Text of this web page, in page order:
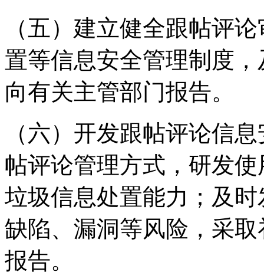
（五）建立健全跟帖评
置等信息安全管理制度
向有关主管部门报告。
（六）开发跟帖评论信
帖评论管理方式，研发
垃圾信息处置能力；及
缺陷、漏洞等风险，采
报告。